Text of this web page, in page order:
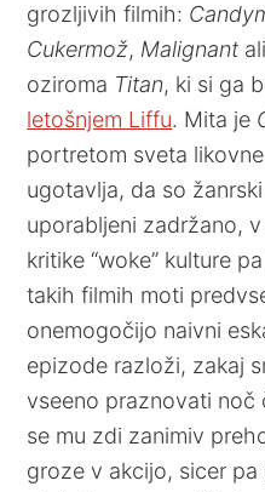
grozljivih filmih:
Cukermož, Malignant
oziroma Titan, ki si ga
letošnjem Liffu. Mita je
portretom sveta
ugotavlja, da so
uporabljeni zadržano,
kritike “woke” kulture
takih filmih moti
onemogočijo naivni
epizode razloži, zakaj
vseeno praznovati
se mu zdi zanimiv
groze v akcijo, sicer pa